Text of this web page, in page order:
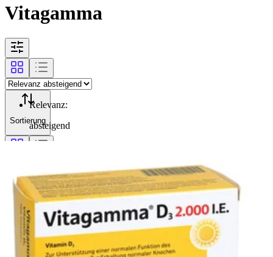
Vitagamma
Sortierung
Filterung
Relevanz:
absteigend